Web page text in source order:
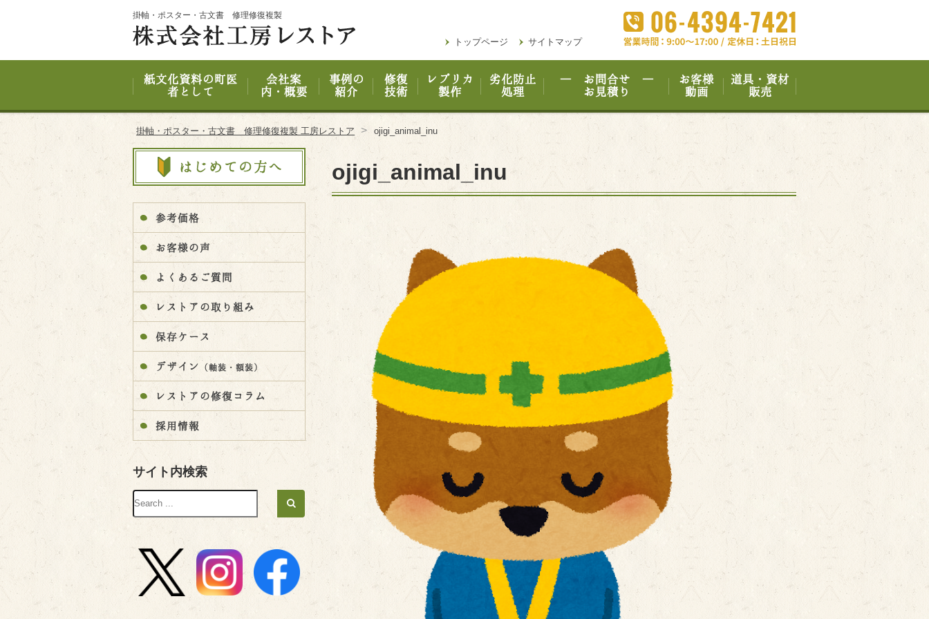
掛軸・ポスター・古文書 修理修復複製
トップページ サイトマップ
紙文化資料の町医
者として
会社案
内・概要
事例の
紹介
修復
技術
レプリカ
製作
劣化防止
処理
― お問合せ ―
お見積り
お客様
動画
道具・資材
販売
掛軸・ポスター・古文書 修理修復複製 工房レストア > ojigi_animal_inu
ojigi_animal_inu
参考価格
お客様の声
よくあるご質問
レストアの取り組み
保存ケース
デザイン （軸装・額装）
レストアの修復コラム
採用情報
サイト内検索